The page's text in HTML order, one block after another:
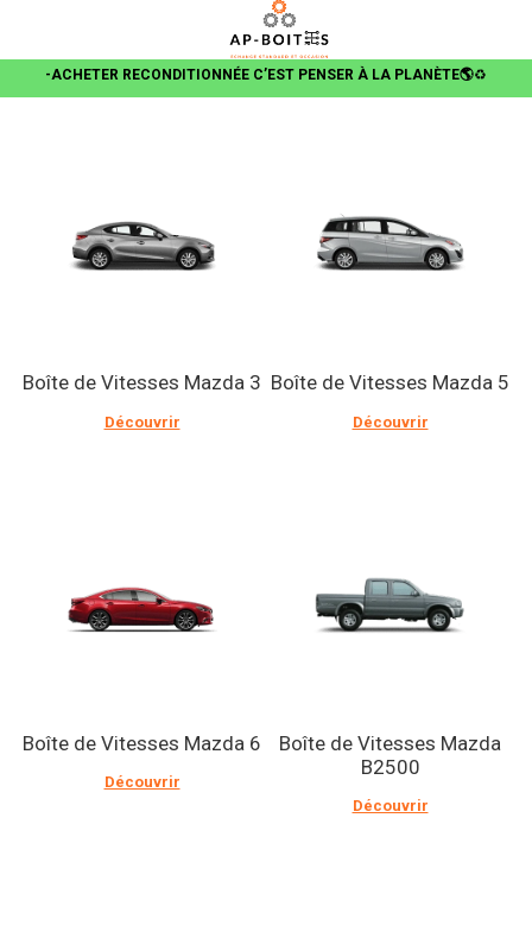
-ACHETER RECONDITIONNÉE C’EST PENSER À LA PLANÈTE🌎♻️
Boîte de Vitesses Mazda 3
Découvrir
Boîte de Vitesses Mazda 5
Découvrir
Boîte de Vitesses Mazda 6
Découvrir
Boîte de Vitesses Mazda
B2500
Découvrir